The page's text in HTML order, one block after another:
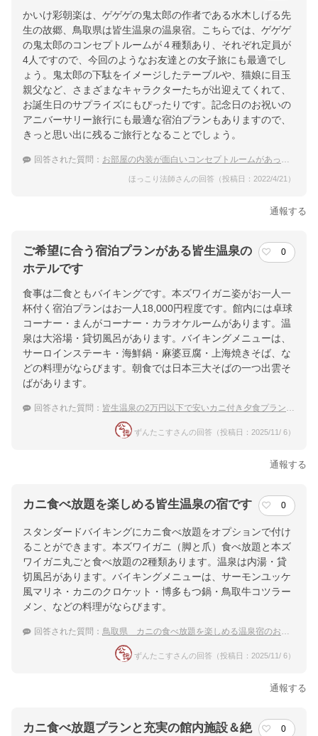
かいけ彩朝楽は、ゲゲゲの鬼太郎の作者である水木しげる先
生の故郷、鳥取県は皆生温泉の温泉宿。こちらでは、ゲゲゲ
の鬼太郎のコンセプトルームが４種類あり、それぞれ定員が
4人ですので、今回のようなお友達との女子旅にも最適でし
ょう。鬼太郎の下駄をイメージしたテーブルや、猫娘に目玉
親父など、さまざまなキャラクターたちが出迎えてくれて、
お誕生日のサプライズにもぴったりです。記念日のお祝いの
アニバーサリー旅行にも最適な宿泊プランもありますので、
きっと思い出に残るご旅行となることでしょう。
回答された質問： お部屋の内装が面白いコンセプトルームがあって温泉に入れるホテルは？
ほっこり法師さんの回答（投稿日：2022/4/21）
通報する
ご希望に合う宿泊プランがある皆生温泉の
ホテルです
0
食事は二食ともバイキングです。本ズワイガニ姿がお一人一
杯付く宿泊プランはお一人18,000円程度です。館内には卓球
コーナー・まんがコーナー・カラオケルームがあります。温
泉は大浴場・貸切風呂があります。バイキングメニューは、
サーロインステーキ・海鮮鍋・麻婆豆腐・上海焼きそば、な
どの料理がならびます。朝食では日本三大そばの一つ出雲そ
ばがあります。
回答された質問： 皆生温泉の2万円以下で安いカニ付き夕食プランがある温泉宿ってありますか？
ずんたこすさんの回答（投稿日：2025/11/ 6）
通報する
カニ食べ放題を楽しめる皆生温泉の宿です 0
スタンダードバイキングにカニ食べ放題をオプションで付け
ることができます。本ズワイガニ（脚と爪）食べ放題と本ズ
ワイガニ丸ごと食べ放題の2種類あります。温泉は内湯・貸
切風呂があります。バイキングメニューは、サーモンユッケ
風マリネ・カニのクロケット・博多もつ鍋・鳥取牛コツラー
メン、などの料理がならびます。
回答された質問： 鳥取県 カニの食べ放題を楽しめる温泉宿のおすすめは？
ずんたこすさんの回答（投稿日：2025/11/ 6）
通報する
カニ食べ放題プランと充実の館内施設＆絶
0